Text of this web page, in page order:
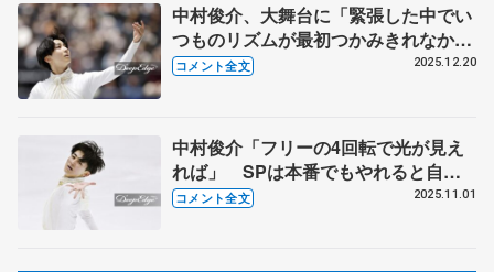
中村俊介、大舞台に「緊張した中でい
つものリズムが最初つかみきれなかっ
た」【全日本フィギュア男子SP】
コメント全文 2025.12.20
中村俊介「フリーの4回転で光が見え
れば」 SPは本番でもやれると自信
がついてきた 【西日本選手権男子
コメント全文 2025.11.01